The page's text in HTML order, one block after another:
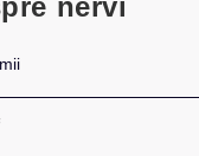
nervi
ON